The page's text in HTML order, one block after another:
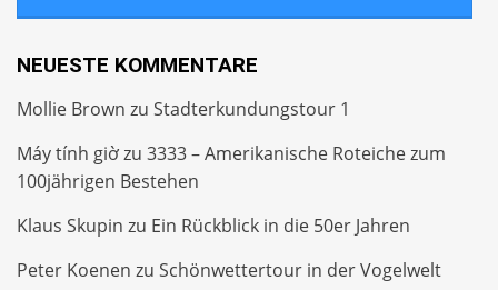
NEUESTE KOMMENTARE
Mollie Brown zu Stadterkundungstour 1
Máy tính giờzu 3333 – Amerikanische Roteiche zum
100jährigen Bestehen
Klaus Skupin zu Ein Rückblick in die 50er Jahren
Peter Koenen zu Schönwettertour in der Vogelwelt